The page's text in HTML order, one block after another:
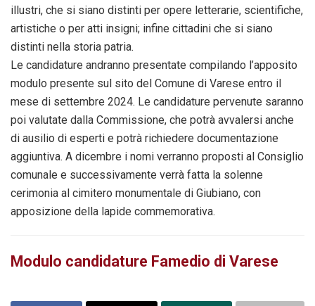
illustri, che si siano distinti per opere letterarie, scientifiche,
artistiche o per atti insigni; infine cittadini che si siano
distinti nella storia patria.
Le candidature andranno presentate compilando l’apposito
modulo presente sul sito del Comune di Varese entro il
mese di settembre 2024. Le candidature pervenute saranno
poi valutate dalla Commissione, che potrà avvalersi anche
di ausilio di esperti e potrà richiedere documentazione
aggiuntiva. A dicembre i nomi verranno proposti al Consiglio
comunale e successivamente verrà fatta la solenne
cerimonia al cimitero monumentale di Giubiano, con
apposizione della lapide commemorativa.
Modulo candidature Famedio di Varese